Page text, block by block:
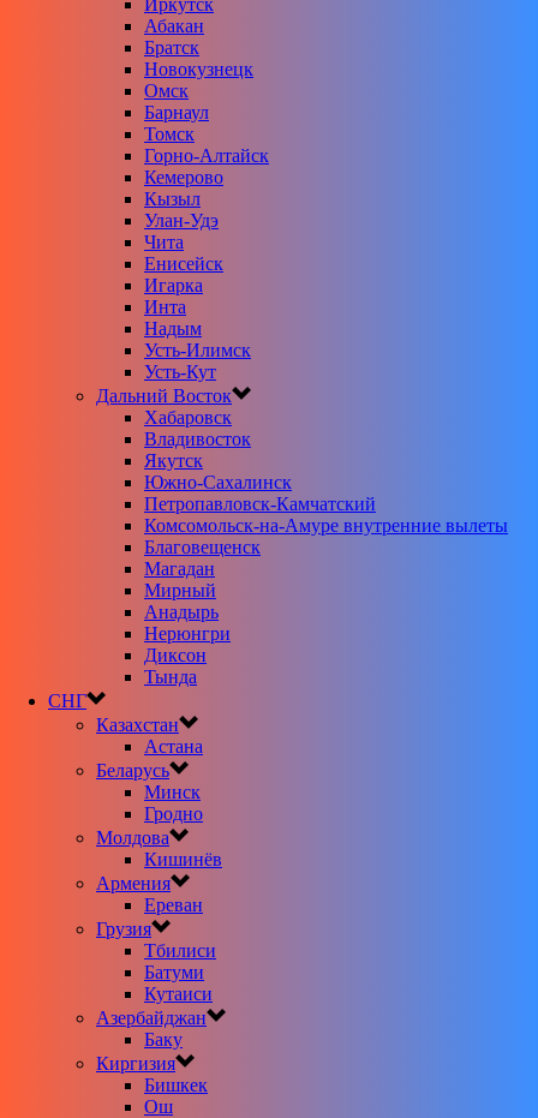
Иркутск
Абакан
Братск
Новокузнецк
Омск
Барнаул
Томск
Горно-Алтайск
Кемерово
Кызыл
Улан-Удэ
Чита
Енисейск
Игарка
Инта
Надым
Усть-Илимск
Усть-Кут
Дальний Восток
Хабаровск
Владивосток
Якутск
Южно-Сахалинск
Петропавловск-Камчатский
Комсомольск-на-Амуре внутренние вылеты
Благовещенск
Магадан
Мирный
Анадырь
Нерюнгри
Диксон
Тында
СНГ
Казахстан
Астана
Беларусь
Минск
Гродно
Молдова
Кишинёв
Армения
Ереван
Грузия
Тбилиси
Батуми
Кутаиси
Азербайджан
Баку
Киргизия
Бишкек
Ош